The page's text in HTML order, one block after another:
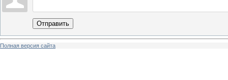
Отправить
Полная версия сайта